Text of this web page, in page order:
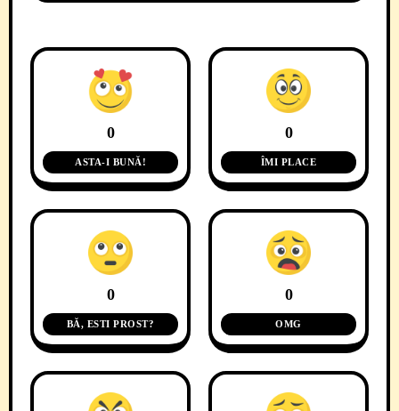
0
ASTA-I BUNĂ!
0
ÎMI PLACE
0
BĂ, ESTI PROST?
0
OMG